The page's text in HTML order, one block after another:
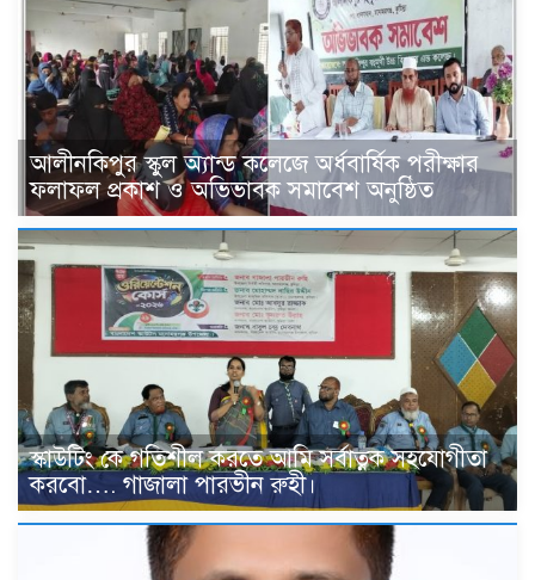
আলীনকিপুর স্কুল অ্যান্ড কলেজে অর্ধবার্ষিক পরীক্ষার
ফলাফল প্রকাশ ও অভিভাবক সমাবেশ অনুষ্ঠিত
স্কাউটিং কে গতিশীল করতে আমি সর্বাত্নক সহযোগীতা
করবো…. গাজালা পারভীন রুহী।